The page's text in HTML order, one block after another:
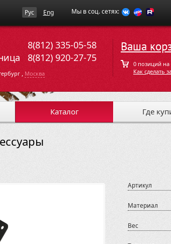
Рус Eng Мы в соц. сетях:
8(812) 335-05-58
8(812) 920-27-75
, Москва
Ваша
0 позиций на
Как сделать
Каталог Где
Артикул
Материал
Вес